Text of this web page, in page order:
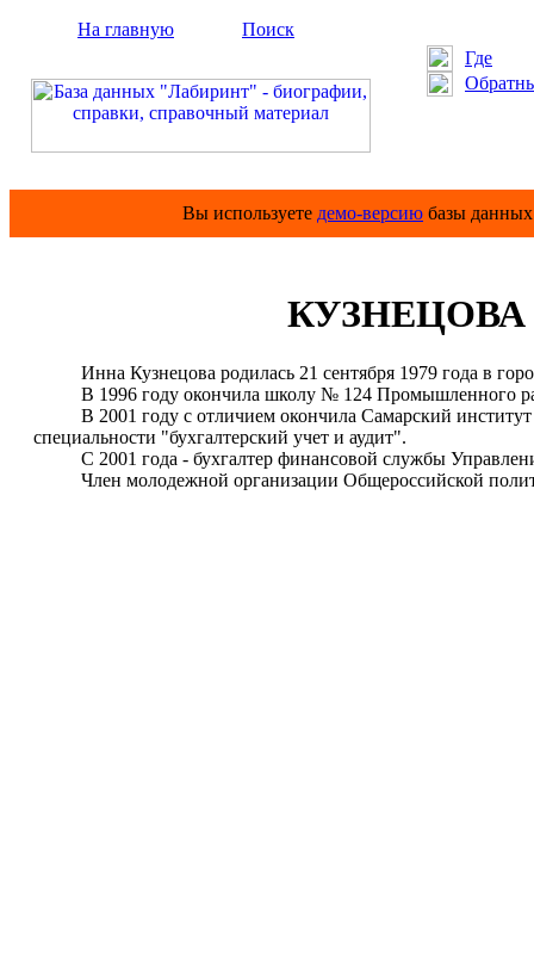
На главную
Поиск
Где
Вы используете демо-версию базы
КУЗНЕЦОВА
Инна Кузнецова родилась 21 сентября 1979 года в
В 1996 году окончила школу № 124 Промышленного
В 2001 году с отличием окончила Самарский институт
специальности "бухгалтерский учет и аудит".
С 2001 года - бухгалтер финансовой службы
Член молодежной организации Общероссийской